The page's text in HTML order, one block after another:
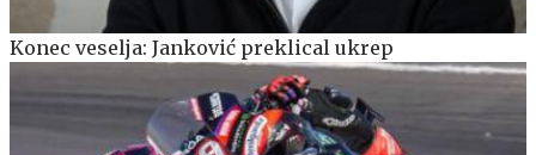
Konec veselja: Janković preklical ukrep